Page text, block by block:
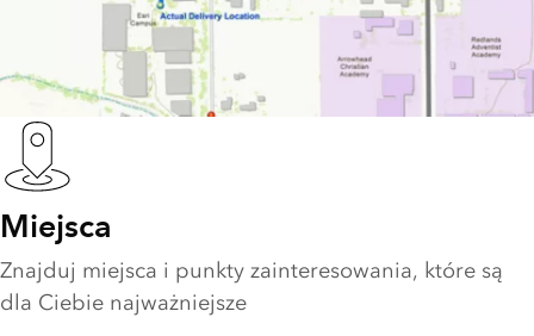
Miejsca
Znajduj miejsca i punkty zainteresowania, które są
dla Ciebie najważniejsze